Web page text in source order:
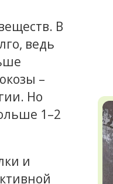
В
ведь
–
Но
1–2
и